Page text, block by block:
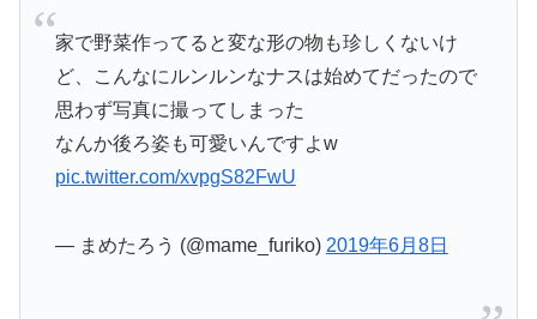
家で野菜作ってると変な形の物も珍しくないけ
ど、こんなにルンルンなナスは始めてだったので
思わず写真に撮ってしまった
なんか後ろ姿も可愛いんですよw
pic.twitter.com/xvpgS82FwU
— まめたろう (@mame_furiko) 2019年6月8日